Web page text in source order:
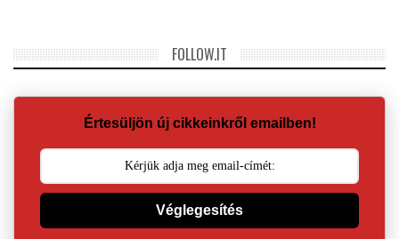
FOLLOW.IT
Értesüljön új cikkeinkről emailben!
Véglegesítés